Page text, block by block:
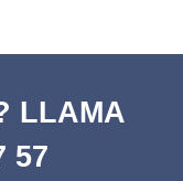
LLAMA
57